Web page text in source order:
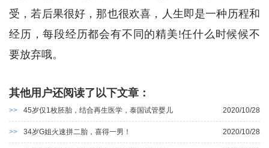
受，若后果很好，那也很欢喜，人生即是一种历程和
经历，每段经历都会有不同的精美!任什么时候候不
要放弃哦。
其他用户还阅读了以下文章：
>> 45岁仅1枚胚胎，结合再生医学，泰国试管婴儿 2020/10/28
>> 34岁G姐火速拼二胎，喜得一男！ 2020/10/28